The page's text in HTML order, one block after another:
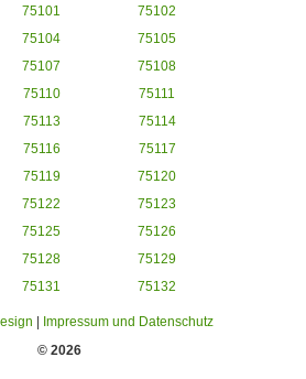
75101
75102
75104
75105
75107
75108
75110
75111
75113
75114
75116
75117
75119
75120
75122
75123
75125
75126
75128
75129
75131 75132
Impressum und Datenschutz
© 2026